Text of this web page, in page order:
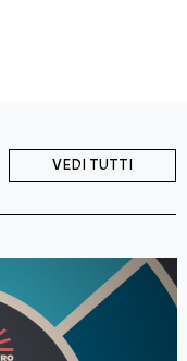
VEDI TUTTI